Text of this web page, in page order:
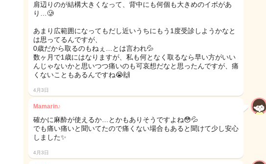
肩辺りのが結構大きくなって、背中にも何個も大きめのイボがあ
り…🥲
あまり広範囲になってもだし近いうちにもう1度受診しようかなと
は思ってるんですが、
0歳だから取るのもねぇ…とは言われ💦
数ヶ月で1歳にはなりますが、私も何となく取るなら早い方がいい
んじゃないかと思いつつ痛いのも可哀想だなと思ったんですが、痛
くないこともあるんですね😭🙌
4月3日
Mamarin♪
確かに麻酔が使えるか…とかもありそうですよね😳💦
でも痛い痛いと聞いてたので痛くない場合もあると聞けて少し安心
しました✨️
4月3日